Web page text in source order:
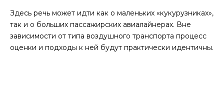
Здесь речь может идти как о маленьких «кукурузниках»,
так и о больших пассажирских авиалайнерах. Вне
зависимости от типа воздушного транспорта процесс
оценки и подходы к ней будут практически идентичны.